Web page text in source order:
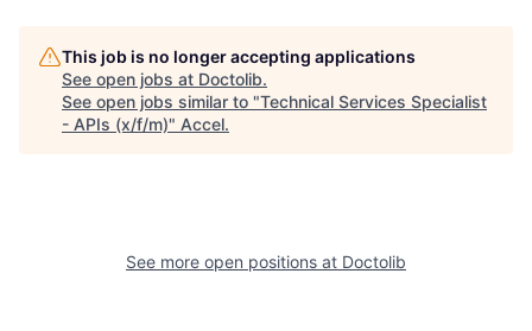
This job is no longer accepting applications
See open jobs at Doctolib.
See open jobs similar to "Technical Services Specialist
- APIs (x/f/m)" Accel.
See more open positions at Doctolib